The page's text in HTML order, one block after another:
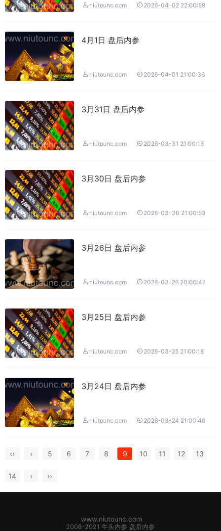
 niutounc.com  2026-04-02 22:00:59
4月1日 盘后内参
 niutounc.com  2026-04-01 21:00:36
3月31日 盘后内参
 niutounc.com  2026-03-31 21:00:16
3月30日 盘后内参
 niutounc.com  2026-03-30 21:00:53
3月26日 盘后内参
 niutounc.com  2026-03-26 20:00:47
3月25日 盘后内参
 niutounc.com  2026-03-25 21:00:18
3月24日 盘后内参
 niutounc.com  2026-03-24 21:00:40
‹‹ ‹ 5 6 7 8 9 10 11 12 13
14 › ››
www.niutounc.com
2008-2021 牛头内参 盘后内参